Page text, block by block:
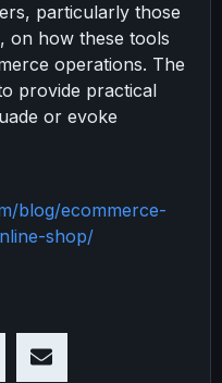
particularly those
on how these tools
operations. The
provide practical
or evoke
blog/ecommerce-
shop/